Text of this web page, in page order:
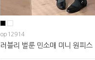
op12914
러블리 벌룬 민소매 미니 원피스